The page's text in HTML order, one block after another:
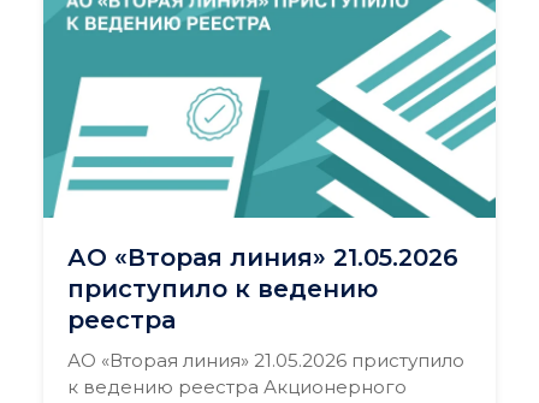
АО «Вторая линия» 21.05.2026
приступило к ведению
реестра
АО «Вторая линия» 21.05.2026 приступило
к ведению реестра Акционерного